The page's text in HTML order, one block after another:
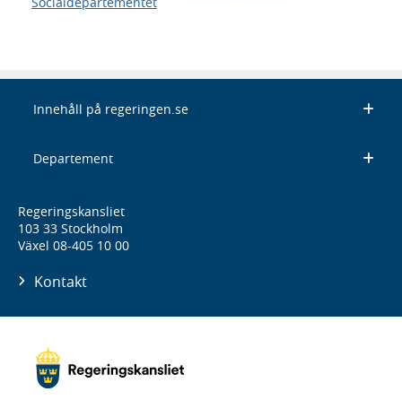
Innehåll på regeringen.se
Departement
Regeringskansliet
103 33 Stockholm
Växel 08-405 10 00
Kontakt